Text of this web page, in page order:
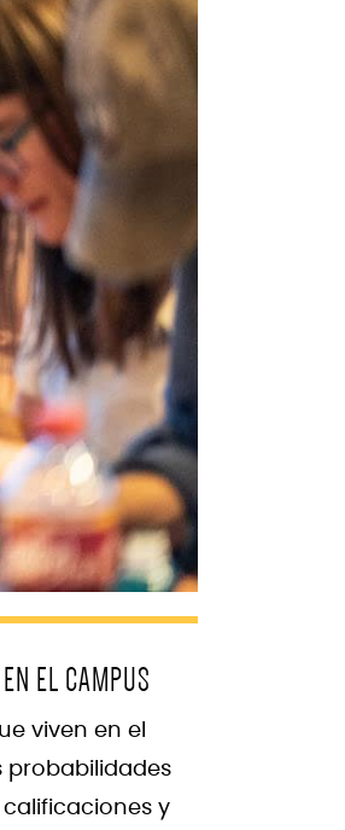
EL CAMPUS
viven en el
probabilidades
y